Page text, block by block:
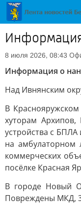
8 июля 2026, 08:43
Информация о
Над Ивнянским
В
хуторам
устройства с
на амбулаторном
коммерческих
посёлке Красная
В городе Новый
Повреждены МКД,